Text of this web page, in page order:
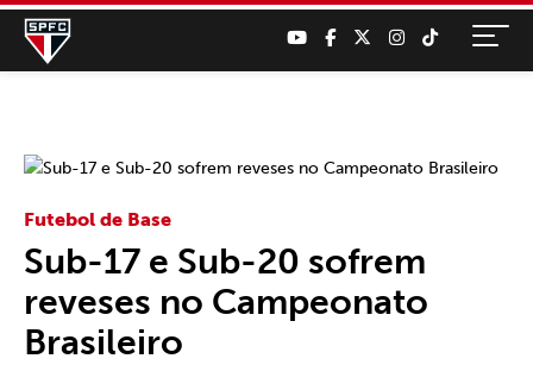
Futebol de Base
Sub-17 e Sub-20 sofrem
reveses no Campeonato
Brasileiro